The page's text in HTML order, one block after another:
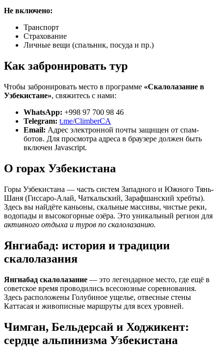
Не включено:
Транспорт
Страхование
Личные вещи (спальник, посуда и пр.)
Как забронировать тур
Чтобы забронировать место в программе «Скалолазание в
Узбекистане», свяжитесь с нами:
WhatsApp: +998 97 700 98 46
Telegram: t.me/ClimberCA
Email: Адрес электронной почты защищен от спам-
ботов. Для просмотра адреса в браузере должен быть
включен Javascript.
О горах Узбекистана
Горы Узбекистана — часть систем Западного и Южного Тянь-
Шаня (Гиссаро-Алай, Чаткальский, Зарафшанский хребты).
Здесь вы найдёте каньоны, скальные массивы, чистые реки,
водопады и высокогорные озёра. Это уникальный регион для
активного отдыха и туров по скалолазанию.
Янгиабад: история и традиции
скалолазания
Янгиабад скалолазание — это легендарное место, где ещё в
советское время проводились всесоюзные соревнования.
Здесь расположены Голубиное ущелье, отвесные стены
Каттасая и живописные маршруты для всех уровней.
Чимган, Бельдерсай и Ходжикент:
сердце альпинизма Узбекистана